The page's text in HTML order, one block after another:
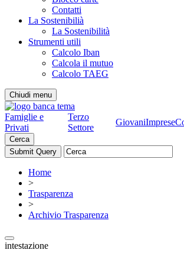
Contatti
La Sostenibilià
La Sostenibilità
Strumenti utili
Calcolo Iban
Calcola il mutuo
Calcolo TAEG
Chiudi menu
Famiglie e
Privati
Terzo
Settore
GiovaniImprese
Cerca
Home
>
Trasparenza
>
Archivio Trasparenza
intestazione